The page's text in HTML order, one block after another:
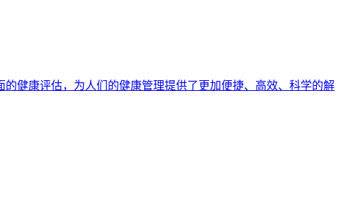
健康评估，为人们的健康管理提供了更加便捷、高效、科学的解